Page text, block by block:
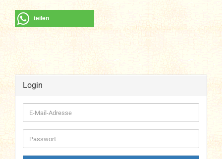
teilen
Login
E-
Mail-
Adresse
Passwort